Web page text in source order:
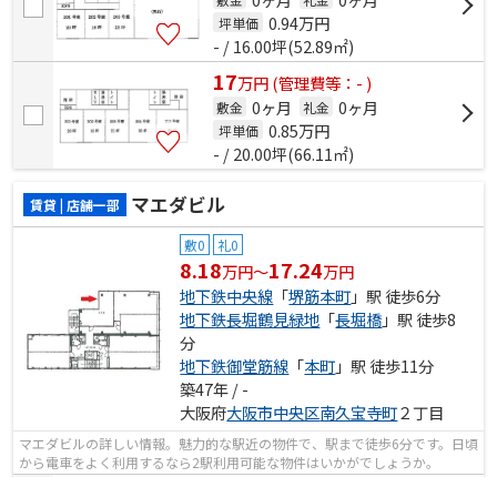
坪単価 0.94万円
- / 16.00坪(52.89㎡)
17万円(管理費等：- )
敷金 0ヶ月 礼金 0ヶ月
坪単価 0.85万円
- / 20.00坪(66.11㎡)
賃貸 | 店舗一部 マエダビル
敷0 礼0
8.18万円～17.24万円
地下鉄中央線 「堺筋本町」駅 徒歩6分
地下鉄長堀鶴見緑地 「長堀橋」駅 徒歩8
分
地下鉄御堂筋線 「本町」駅 徒歩11分
築47年 / -
大阪府大阪市中央区南久宝寺町２丁目
マエダビルの詳しい情報。魅力的な駅近の物件で、駅まで徒歩6分です。日頃
から電車をよく利用するなら2駅利用可能な物件はいかがでしょうか。